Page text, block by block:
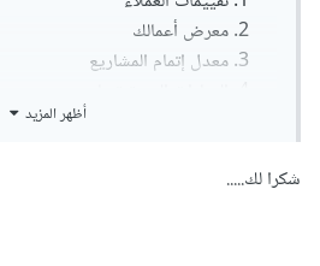
معرض أعمالك
معدل إتمام المشاريع
العروض التي تقدمها و كيفية طرحها
قدّم على مشاريع لك القدرة على إنجازها
أظهر المزيد
شكرا لك.....